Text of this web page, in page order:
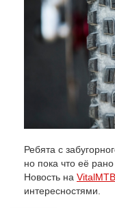
Ребята с
но пока что её
Новость на
интересностями.